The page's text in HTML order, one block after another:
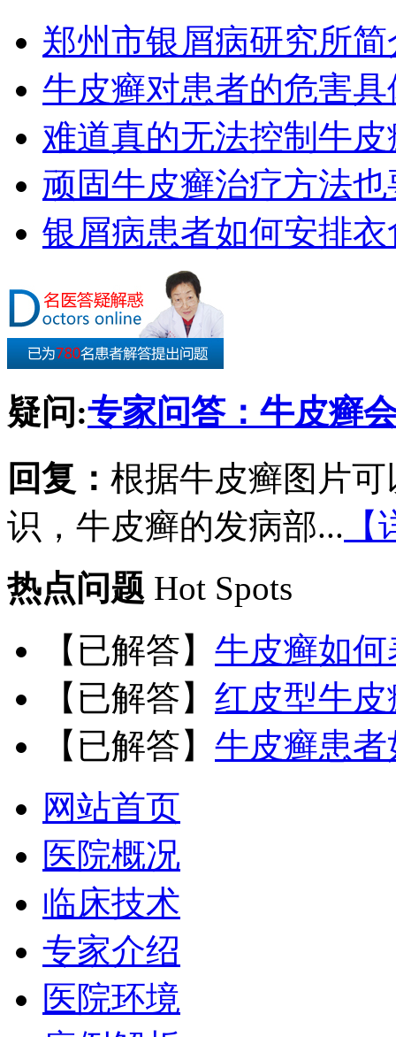
郑州市银屑病研究所简
牛皮癣对患者的危害
难道真的无法控制牛
顽固牛皮癣治疗方法也
银屑病患者如何安排
疑问:专家问答：牛皮癣
回复： 根据牛皮癣图片
识，牛皮癣的发病部...
热点问题 Hot Spots
【已解答】 牛皮癣如
【已解答】 红皮型牛
【已解答】 牛皮癣患
网站首页
医院概况
临床技术
专家介绍
医院环境